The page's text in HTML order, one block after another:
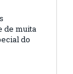
de muita
do